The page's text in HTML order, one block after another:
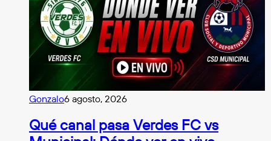
Gonzalo6 agosto, 2026
Qué canal pasa Verdes FC vs